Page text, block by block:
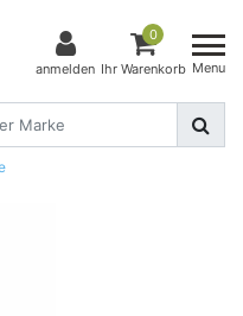
anmelden
0
Ihr Warenkorb Menu